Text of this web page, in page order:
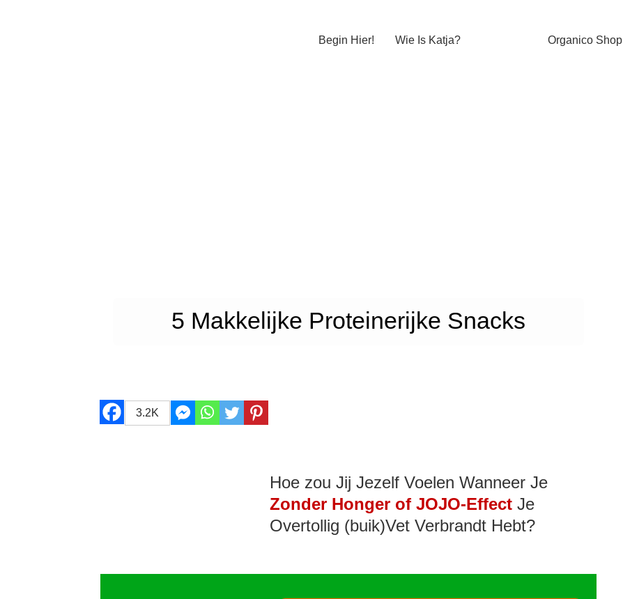
Begin Hier! Wie Is Katja? Organico Shop
5 Makkelijke Proteinerijke Snacks
3.2K
Hoe zou Jij Jezelf Voelen Wanneer Je
Zonder Honger of JOJO-Effect Je
Overtollig (buik)Vet Verbrandt Hebt?